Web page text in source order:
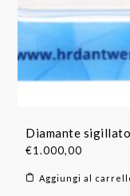
Diamante
€1.000,00
Aggiungi al